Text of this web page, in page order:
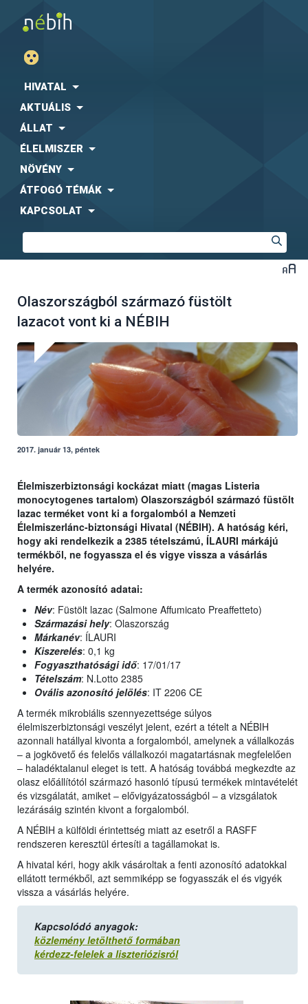
HIVATAL
AKTUÁLIS
ÁLLAT
ÉLELMISZER
NÖVÉNY
ÁTFOGÓ TÉMÁK
KAPCSOLAT
Olaszországból származó füstölt
lazacot vont ki a NÉBIH
2017. január 13, péntek
Élelmiszerbiztonsági kockázat miatt (magas Listeria
monocytogenes tartalom) Olaszországból származó füstölt
lazac terméket vont ki a forgalomból a Nemzeti
Élelmiszerlánc-biztonsági Hivatal (NÉBIH). A hatóság kéri,
hogy aki rendelkezik a 2385 tételszámú, ÍLAURI márkájú
termékből, ne fogyassza el és vigye vissza a vásárlás
helyére.
A termék azonosító adatai:
Név: Füstölt lazac (Salmone Affumicato Preaffetteto)
Származási hely: Olaszország
Márkanév: ÍLAURI
Kiszerelés: 0,1 kg
Fogyaszthatósági idő: 17/01/17
Tételszám: N.Lotto 2385
Ovális azonosító jelölés: IT 2206 CE
A termék mikrobiális szennyezettsége súlyos
élelmiszerbiztonsági veszélyt jelent, ezért a tételt a NÉBIH
azonnali hatállyal kivonta a forgalomból, amelynek a vállalkozás
– a jogkövető és felelős vállalkozói magatartásnak megfelelően
– haladéktalanul eleget is tett. A hatóság továbbá megkezdte az
olasz előállítótól származó hasonló típusú termékek mintavételét
és vizsgálatát, amiket – elővigyázatosságból – a vizsgálatok
lezárásáig szintén kivont a forgalomból.
A NÉBIH a külföldi érintettség miatt az esetről a RASFF
rendszeren keresztül értesíti a tagállamokat is.
A hivatal kéri, hogy akik vásároltak a fenti azonosító adatokkal
ellátott termékből, azt semmiképp se fogyasszák el és vigyék
vissza a vásárlás helyére.
Kapcsolódó anyagok:
közlemény letölthető formában
kérdezz-felelek a liszteriózisról